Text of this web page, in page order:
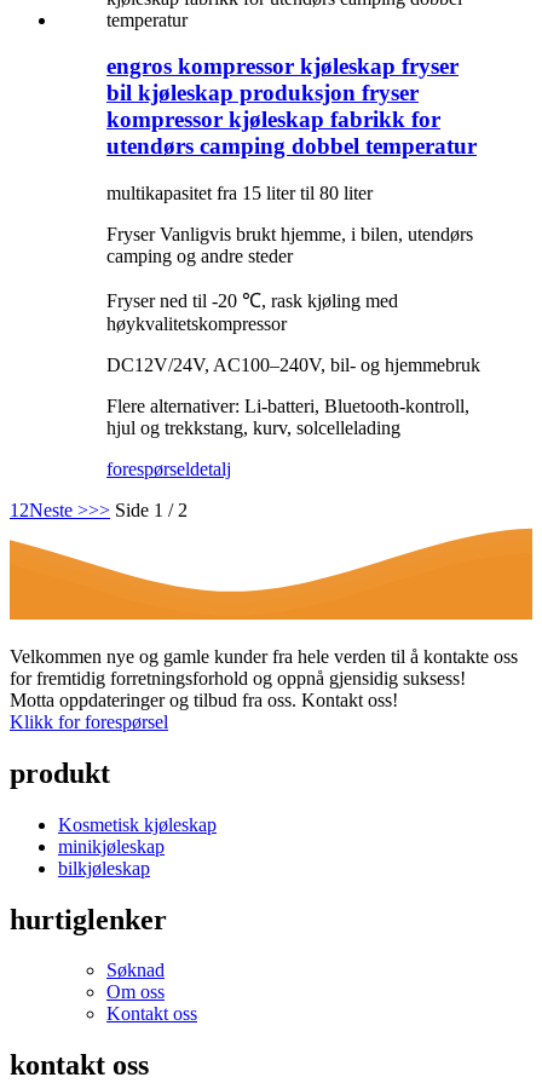
engros kompressor kjøleskap fryser
bil kjøleskap produksjon fryser
kompressor kjøleskap fabrikk for
utendørs camping dobbel temperatur
multikapasitet fra 15 liter til 80 liter
Fryser Vanligvis brukt hjemme, i bilen, utendørs
camping og andre steder
Fryser ned til -20 ℃, rask kjøling med
høykvalitetskompressor
DC12V/24V, AC100–240V, bil- og hjemmebruk
Flere alternativer: Li-batteri, Bluetooth-kontroll,
hjul og trekkstang, kurv, solcellelading
forespørseldetalj
1 2Neste >>> Side 1 / 2
Velkommen nye og gamle kunder fra hele verden til å kontakte oss
for fremtidig forretningsforhold og oppnå gjensidig suksess!
Motta oppdateringer og tilbud fra oss. Kontakt oss!
Klikk for forespørsel
produkt
Kosmetisk kjøleskap
minikjøleskap
bilkjøleskap
hurtiglenker
Søknad
Om oss
Kontakt oss
kontakt oss